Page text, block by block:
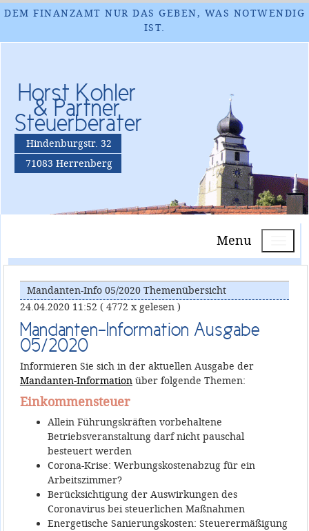
DEM FINANZAMT NUR DAS GEBEN, WAS NOTWENDIG
IST.
Horst Kohler
& Partner
Steuerberater
Hindenburgstr. 32
71083 Herrenberg
Menu
Mandanten-Info 05/2020 Themenübersicht
24.04.2020 11:52 ( 4772 x gelesen )
Mandanten-Information Ausgabe
05/2020
Informieren Sie sich in der aktuellen Ausgabe der
Mandanten-Informationüber folgende Themen:
Einkommensteuer
Allein Führungskräften vorbehaltene
Betriebsveranstaltung darf nicht pauschal
besteuert werden
Corona-Krise: Werbungskostenabzug für ein
Arbeitszimmer?
Berücksichtigung der Auswirkungen des
Coronavirus bei steuerlichen Maßnahmen
Energetische Sanierungskosten: Steuerermäßigung